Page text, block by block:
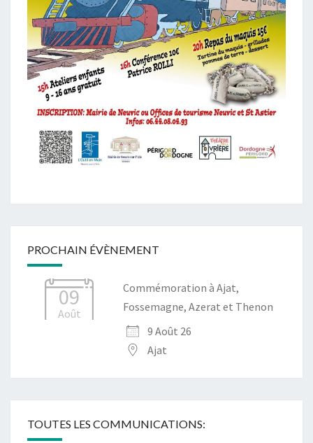
PROCHAIN ÉVÈNEMENT
09
Août
Commémoration à Ajat,
Fossemagne, Azerat et Thenon
9 Août 26
Ajat
TOUTES LES COMMUNICATIONS: